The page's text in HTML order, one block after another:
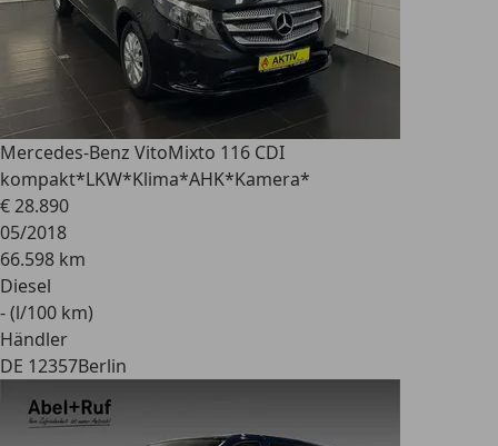
Mercedes-Benz VitoMixto 116 CDI
kompakt*LKW*Klima*AHK*Kamera*
€ 28.890
05/2018
66.598 km
Diesel
- (l/100 km)
Händler
DE 12357Berlin